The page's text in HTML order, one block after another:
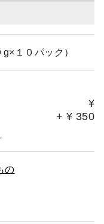
１０パック）
¥
+ ¥ 350
の